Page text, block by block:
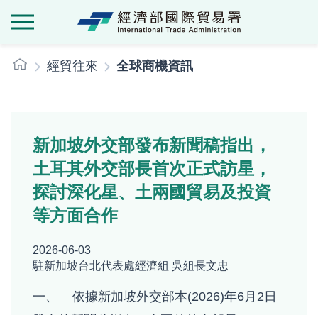
::: 經貿往來 全球商機資訊
新加坡外交部發布新聞稿指出，
土耳其外交部長首次正式訪星，
探討深化星、土兩國貿易及投資
等方面合作
2026-06-03
駐新加坡台北代表處經濟組 吳組長文忠
一、 依據新加坡外交部本(2026)年6月2日